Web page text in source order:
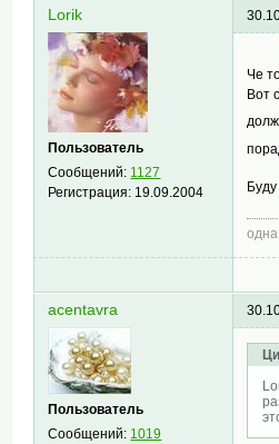
Lorik
Пользователь
Сообщений: 1127
Регистрация: 19.09.2004
Че
Вот
acentavra
Пользователь
Сообщений: 1019